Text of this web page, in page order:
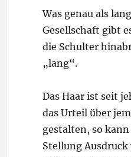
Was genau als
Gesellschaft gibt
die Schulter
„lang“.
Das Haar ist seit
das Urteil über
gestalten, so
Stellung